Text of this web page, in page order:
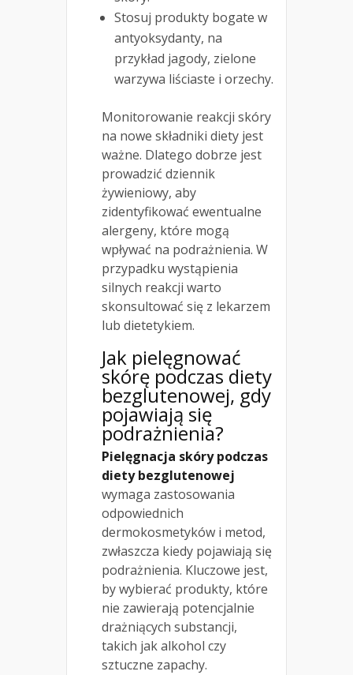
Stosuj produkty bogate w
antyoksydanty, na
przykład jagody, zielone
warzywa liściaste i orzechy.
Monitorowanie reakcji skóry
na nowe składniki diety jest
ważne. Dlatego dobrze jest
prowadzić dziennik
żywieniowy, aby
zidentyfikować ewentualne
alergeny, które mogą
wpływać na podrażnienia. W
przypadku wystąpienia
silnych reakcji warto
skonsultować się z lekarzem
lub dietetykiem.
Jak pielęgnować
skórę podczas diety
bezglutenowej, gdy
pojawiają się
podrażnienia?
Pielęgnacja skóry podczas
diety bezglutenowej
wymaga zastosowania
odpowiednich
dermokosmetyków i metod,
zwłaszcza kiedy pojawiają się
podrażnienia. Kluczowe jest,
by wybierać produkty, które
nie zawierają potencjalnie
drażniących substancji,
takich jak alkohol czy
sztuczne zapachy.